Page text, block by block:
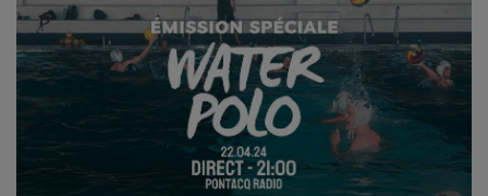
GRILLE DES PROGRAMMES
C'ÉTAIT QUOI CE TITRE ?
PODCASTS - SAISON 2026/2027